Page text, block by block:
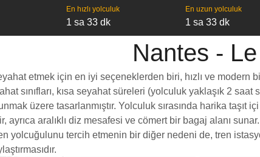
En hızlı yolculuk
1 sa 33 dk
En uzun yolculuk
1 sa 33 dk
Nantes -
etmek için en iyi seçeneklerden biri, hızlı ve modern
sınıfları, kısa seyahat süreleri (yolculuk yaklaşık 2
üzere tasarlanmıştır. Yolculuk sırasında harika
ayrıca aralıklı diz mesafesi ve cömert bir bagaj alanı
yolcuğulunu tercih etmenin bir diğer nedeni de, tren